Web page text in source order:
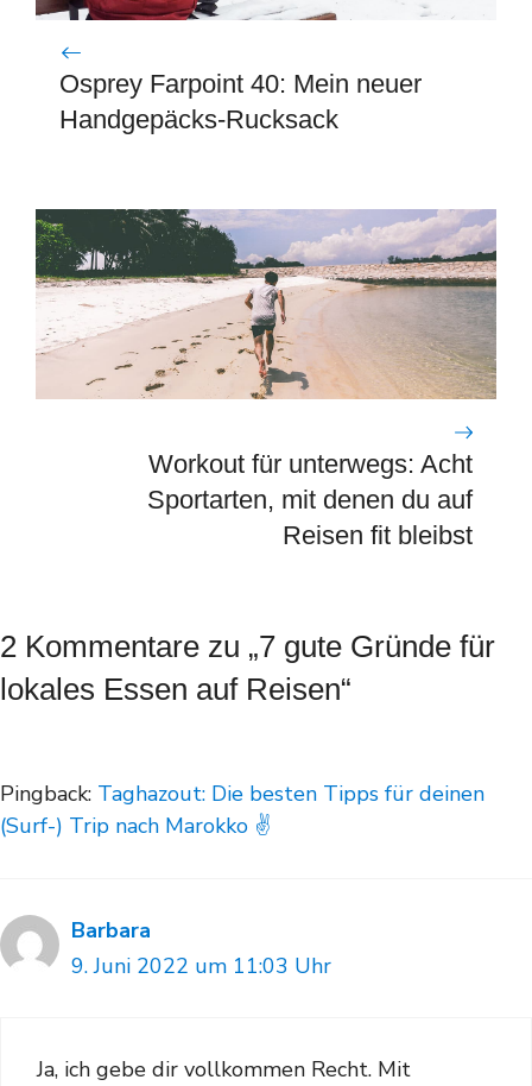
Osprey Farpoint 40: Mein neuer
Handgepäcks-Rucksack
Workout für unterwegs: Acht
Sportarten, mit denen du auf
Reisen fit bleibst
2 Kommentare zu „7 gute Gründe für
lokales Essen auf Reisen“
Pingback: Taghazout: Die besten Tipps für deinen
(Surf-) Trip nach Marokko ✌
Barbara
9. Juni 2022 um 11:03 Uhr
Ja, ich gebe dir vollkommen Recht. Mit